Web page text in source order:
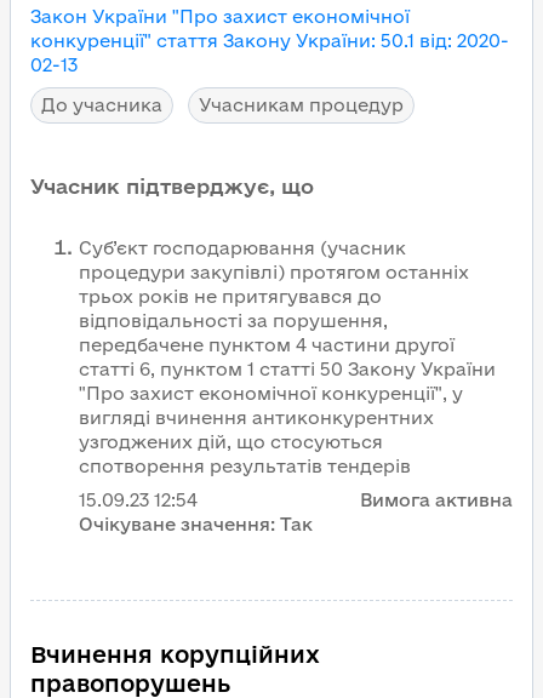
Закон України "Про захист економічної
конкуренції" стаття Закону України: 50.1 від: 2020-
02-13
До учасника
Учасникам процедур
Учасник підтверджує, що
Суб’єкт господарювання (учасник
процедури закупівлі) протягом останніх
трьох років не притягувався до
відповідальності за порушення,
передбачене пунктом 4 частини другої
статті 6, пунктом 1 статті 50 Закону України
"Про захист економічної конкуренції", у
вигляді вчинення антиконкурентних
узгоджених дій, що стосуються
спотворення результатів тендерів
15.09.23 12:54
Вимога активна
Очікуване значення: Так
Вчинення корупційних
правопорушень